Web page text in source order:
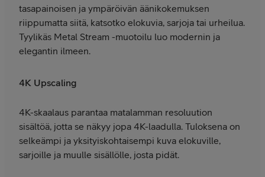
tasapainoisen ja ympäröivän äänikokemuksen
riippumatta siitä, katsotko elokuvia, sarjoja tai urheilua.
Tyylikäs Metal Stream -muotoilu luo modernin ja
elegantin ilmeen.
4K Upscaling
4K-skaalaus parantaa matalamman resoluution
sisältöä, jotta se näkyy jopa 4K-laadulla. Tuloksena on
selkeämpi ja yksityiskohtaisempi kuva elokuville,
sarjoille ja muulle sisällölle, josta pidät.